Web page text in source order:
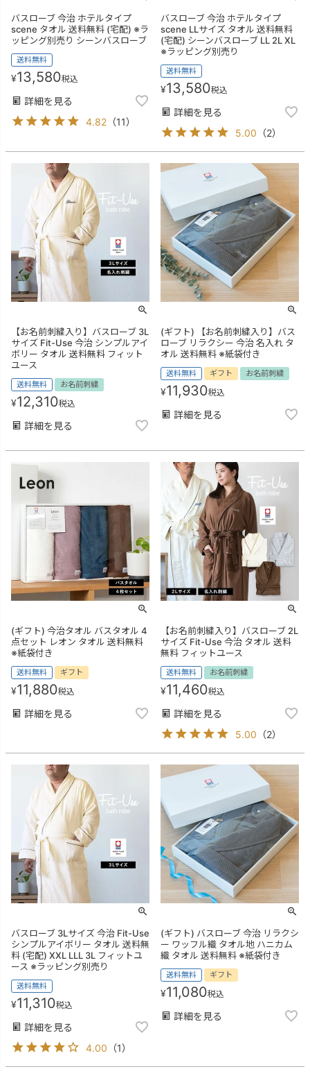
バスローブ 今治 ホテルタイプ
scene タオル 送料無料 (宅配) ※ラ
ッピング別売り シーンバスローブ
送料無料
¥13,580税込
詳細を見る
4.82 （11）
バスローブ 今治 ホテルタイプ
scene LLサイズ タオル 送料無料
(宅配) シーンバスローブ LL 2L XL
※ラッピング別売り
送料無料
¥13,580税込
詳細を見る
5.00 （2）
【お名前刺繍入り】バスローブ 3L
サイズ Fit-Use 今治 シンプルアイ
ボリー タオル 送料無料 フィット
ユース
送料無料 お名前刺繍
¥12,310税込
詳細を見る
(ギフト) 【お名前刺繍入り】バス
ローブ リラクシー 今治 名入れ タ
オル 送料無料 ※紙袋付き
送料無料 ギフト お名前刺繍
¥11,930税込
詳細を見る
(ギフト) 今治タオル バスタオル 4
点セット レオン タオル 送料無料
※紙袋付き
送料無料 ギフト
¥11,880税込
詳細を見る
【お名前刺繍入り】バスローブ 2L
サイズ Fit-Use 今治 タオル 送料
無料 フィットユース
送料無料 お名前刺繍
¥11,460税込
詳細を見る
5.00 （2）
バスローブ 3Lサイズ 今治 Fit-Use
シンプルアイボリー タオル 送料無
料 (宅配) XXL LLL 3L フィットユ
ース ※ラッピング別売り
送料無料
¥11,310税込
詳細を見る
4.00 （1）
(ギフト) バスローブ 今治 リラクシ
ー ワッフル織 タオル地 ハニカム
織 タオル 送料無料 ※紙袋付き
送料無料 ギフト
¥11,080税込
詳細を見る